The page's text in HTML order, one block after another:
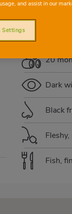
GRACIANO
20
Dark
Black
Fish,
and assist in our
Settings